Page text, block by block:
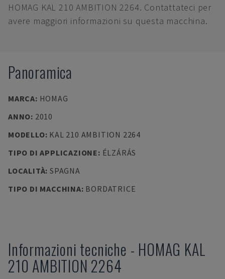
HOMAG KAL 210 AMBITION 2264. Contattateci per
avere maggiori informazioni su questa macchina.
Panoramica
MARCA: HOMAG
ANNO: 2010
MODELLO: KAL 210 AMBITION 2264
TIPO DI APPLICAZIONE: ÉLZÁRÁS
LOCALITÀ: SPAGNA
TIPO DI MACCHINA: BORDATRICE
Informazioni tecniche - HOMAG KAL
210 AMBITION 2264